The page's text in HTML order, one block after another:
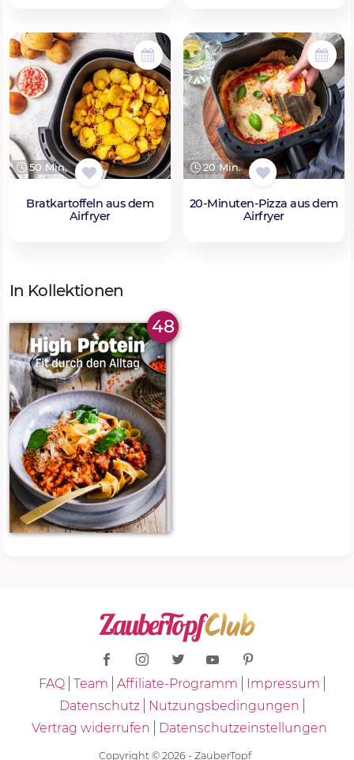
50 Min.
Bratkartoffeln aus dem
Airfryer
20 Min.
20-Minuten-Pizza aus dem
Airfryer
In Kollektionen
48
FAQ Team Affiliate-Programm
Impressum
Datenschutz
Nutzungsbedingungen
Vertrag widerrufen
Datenschutzeinstellungen
Copyright © 2026 - ZauberTopf